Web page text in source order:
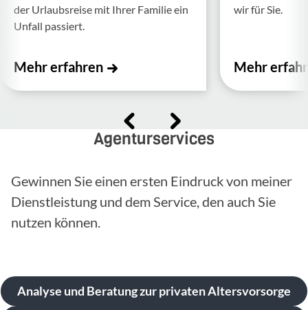
der Urlaubs­reise mit Ihrer Familie ein
Unfall passiert.
Mehr erfahren
wir für Sie.
Mehr
Agenturservices
Gewinnen Sie einen ersten Eindruck von meiner
Dienstleistung und dem Service, den auch Sie
nutzen können.
Analyse und Beratung zur privaten Altersvorsorge